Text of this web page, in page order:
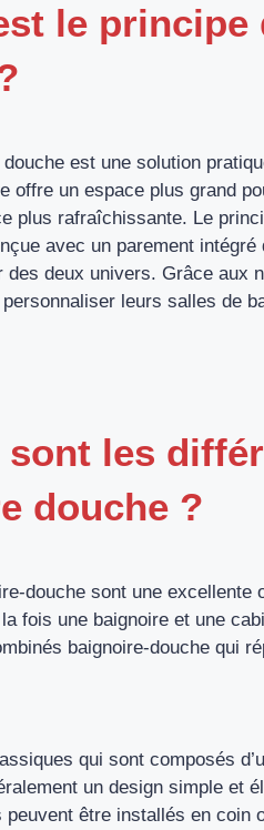
le
est une solution
offre un espace plus grand
plus rafraîchissante. Le
avec un parement
des deux univers. Grâce
leurs salles de
sont les
douche ?
douche sont une
fois une baignoire et une
baignoire-douche qui
qui sont composés
un design simple et
peuvent être installés en coin